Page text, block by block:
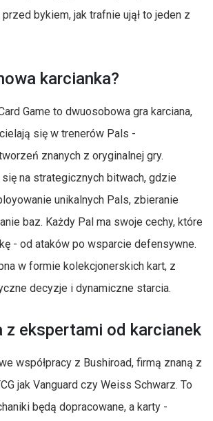
bykiem, jak trafnie ujął to jeden z
karcianka?
Game to dwuosobowa gra karciana,
się w trenerów Pals -
znanych z oryginalnej gry.
na strategicznych bitwach, gdzie
unikalnych Pals, zbieranie
baz. Każdy Pal ma swoje cechy, które
- od ataków po wsparcie defensywne.
w formie kolekcjonerskich kart, z
decyzje i dynamiczne starcia.
z ekspertami od karcianek
współpracy z Bushiroad, firmą znaną z
jak Vanguard czy Weiss Schwarz. To
będą dopracowane, a karty -